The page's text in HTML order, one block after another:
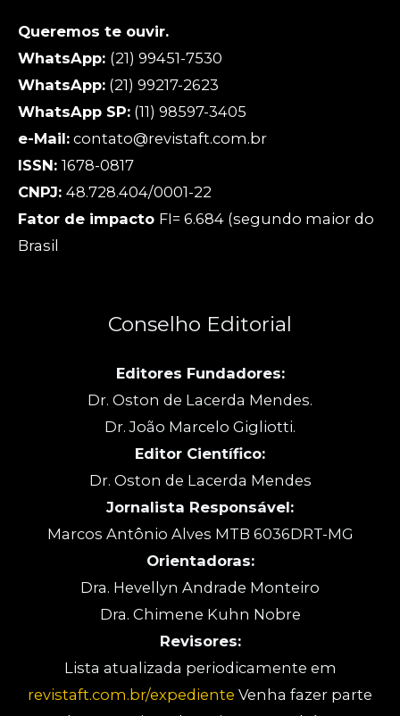
Queremos te ouvir.
WhatsApp: (21) 99451-7530
WhatsApp: (21) 99217-2623
WhatsApp SP: (11) 98597-3405
e-Mail: contato@revistaft.com.br
ISSN: 1678-0817
CNPJ: 48.728.404/0001-22
Fator de impacto FI= 6.684 (segundo maior do
Brasil
Conselho Editorial
Editores Fundadores:
Dr. Oston de Lacerda Mendes.
Dr. João Marcelo Gigliotti.
Editor Científico:
Dr. Oston de Lacerda Mendes
Jornalista Responsável:
Marcos Antônio Alves MTB 6036DRT-MG
Orientadoras:
Dra. Hevellyn Andrade Monteiro
Dra. Chimene Kuhn Nobre
Revisores:
Lista atualizada periodicamente em
revistaft.com.br/expediente Venha fazer parte